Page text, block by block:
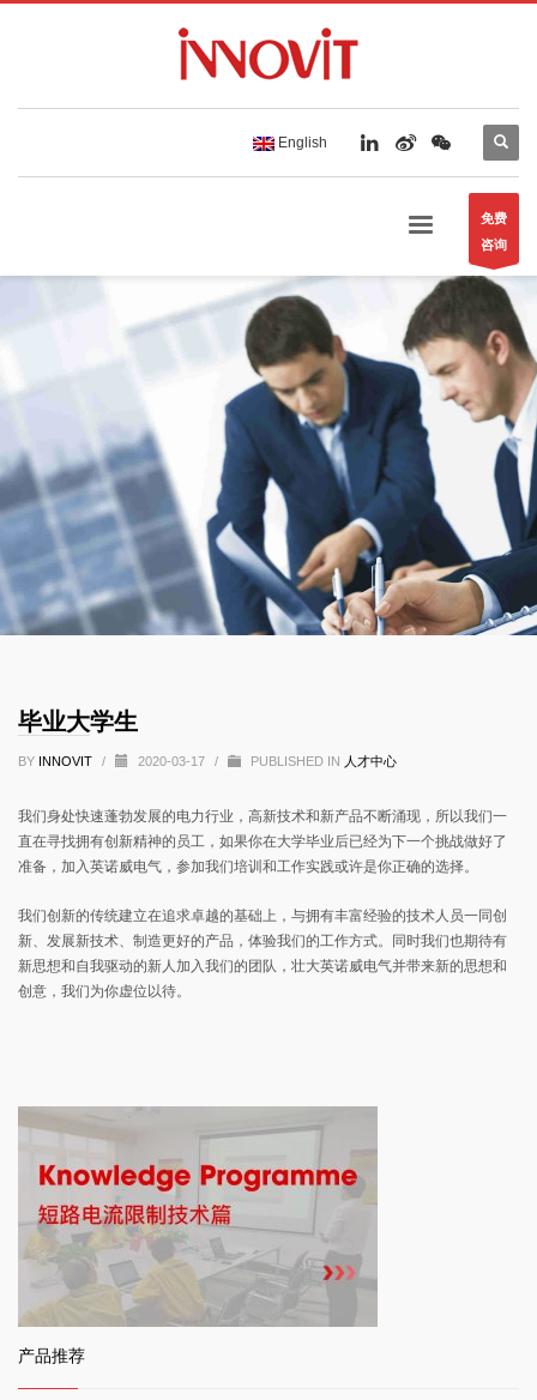
English
免费
咨询
毕业大学生
BY INNOVIT / 2020-03-17 / PUBLISHED IN 人才中心
我们身处快速蓬勃发展的电力行业，高新技术和新产品不断涌现，所以我们一
直在寻找拥有创新精神的员工，如果你在大学毕业后已经为下一个挑战做好了
准备，加入英诺威电气，参加我们培训和工作实践或许是你正确的选择。
我们创新的传统建立在追求卓越的基础上，与拥有丰富经验的技术人员一同创
新、发展新技术、制造更好的产品，体验我们的工作方式。同时我们也期待有
新思想和自我驱动的新人加入我们的团队，壮大英诺威电气并带来新的思想和
创意，我们为你虚位以待。
产品推荐